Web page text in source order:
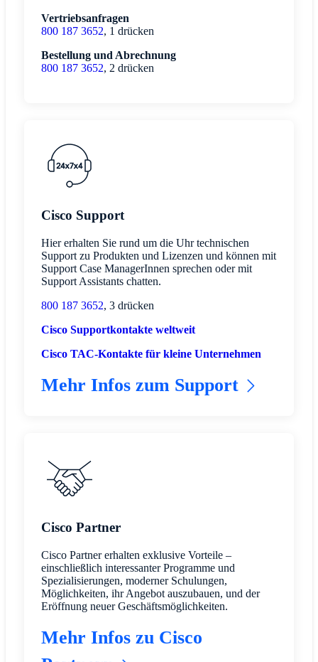
Vertriebsanfragen
800 187 3652, 1 drücken
Bestellung und Abrechnung
800 187 3652, 2 drücken
Cisco Support
Hier erhalten Sie rund um die Uhr technischen
Support zu Produkten und Lizenzen und können mit
Support Case ManagerInnen sprechen oder mit
Support Assistants chatten.
800 187 3652, 3 drücken
Cisco Supportkontakte weltweit
Cisco TAC-Kontakte für kleine Unternehmen
Mehr Infos zum Support
Cisco Partner
Cisco Partner erhalten exklusive Vorteile –
einschließlich interessanter Programme und
Spezialisierungen, moderner Schulungen,
Möglichkeiten, ihr Angebot auszubauen, und der
Eröffnung neuer Geschäftsmöglichkeiten.
Mehr Infos zu Cisco